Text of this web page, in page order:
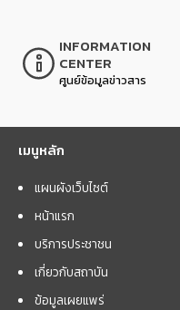
INFORMATION
CENTER
ศูนย์ข้อมูลข่าวสาร
เมนูหลัก
แผนผังเว็บไซต์
หน้าแรก
บริการประชาชน
เกี่ยวกับสถาบัน
ข้อมูลเผยแพร่